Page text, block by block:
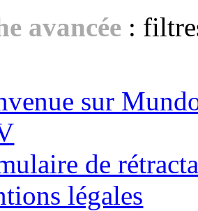
avancée :
sur
de
légales